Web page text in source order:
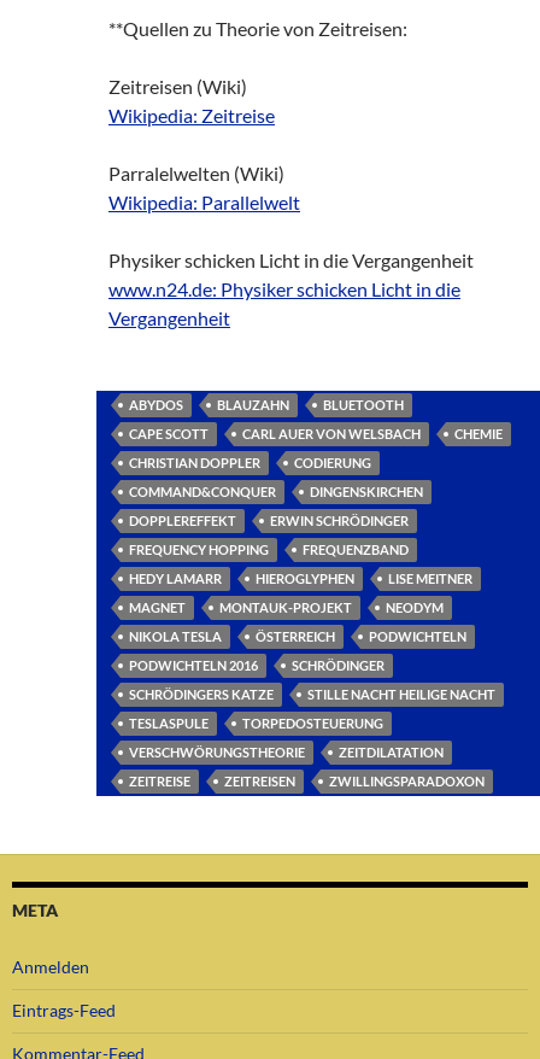
**Quellen zu Theorie von Zeitreisen:
Zeitreisen (Wiki)
Wikipedia: Zeitreise
Parralelwelten (Wiki)
Wikipedia: Parallelwelt
Physiker schicken Licht in die Vergangenheit
www.n24.de: Physiker schicken Licht in die
Vergangenheit
ABYDOS BLAUZAHN
BLUETOOTH
CAPE SCOTT
CARL AUER VON WELSBACH
CHEMIE
CHRISTIAN DOPPLER
CODIERUNG
COMMAND&CONQUER
DINGENSKIRCHEN
DOPPLEREFFEKT
ERWIN SCHRÖDINGER
FREQUENCY HOPPING
FREQUENZBAND
HEDY LAMARR
HIEROGLYPHEN
LISE MEITNER
MAGNET
MONTAUK-PROJEKT
NEODYM
NIKOLA TESLA
ÖSTERREICH
PODWICHTELN
PODWICHTELN 2016
SCHRÖDINGER
SCHRÖDINGERS KATZE
STILLE NACHT HEILIGE NACHT
TESLASPULE
TORPEDOSTEUERUNG
VERSCHWÖRUNGSTHEORIE
ZEITDILATATION
ZEITREISE
ZEITREISEN ZWILLINGSPARADOXON
META
Anmelden
Eintrags-Feed
Kommentar-Feed